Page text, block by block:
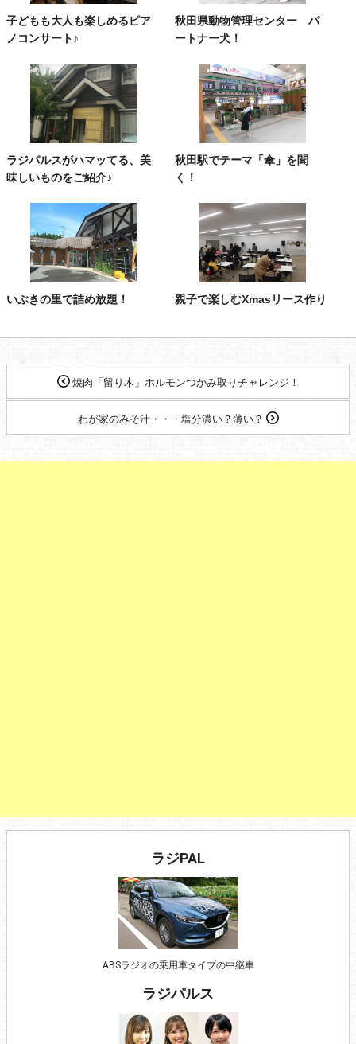
子どもも大人も楽しめるピア
ノコンサート♪
秋田県動物管理センター パ
ートナー犬！
ラジパルスがハマッてる、美
味しいものをご紹介♪
秋田駅でテーマ「傘」を聞
く！
いぶきの里で詰め放題！ 親子で楽しむXmasリース作り
焼肉「留り木」ホルモンつかみ取りチャレンジ！
わが家のみそ汁・・・塩分濃い？薄い？
ラジPAL
ABSラジオの乗用車タイプの中継車
ラジパルス